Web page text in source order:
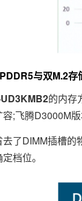
与双M.2存
的内存
;飞腾D3000M
DIMM插槽的
档位。